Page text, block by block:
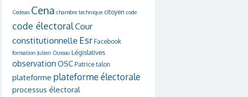
Cedeao Cena chambre technique citoyen code
code électoralCour
constitutionnelle EsrFacebook
formation Julien Oussou Législatives
observation OSCPatrice talon
plateforme plateforme électorale
processus électoral